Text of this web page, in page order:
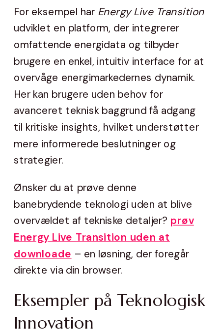
For eksempel har Energy Live Transition
udviklet en platform, der integrerer
omfattende energidata og tilbyder
brugere en enkel, intuitiv interface for at
overvåge energimarkedernes dynamik.
Her kan brugere uden behov for
avanceret teknisk baggrund få adgang
til kritiske insights, hvilket understøtter
mere informerede beslutninger og
strategier.
Ønsker du at prøve denne
banebrydende teknologi uden at blive
overvældet af tekniske detaljer? prøv
Energy Live Transition uden at
downloade – en løsning, der foregår
direkte via din browser.
Eksempler på Teknologisk
Innovation